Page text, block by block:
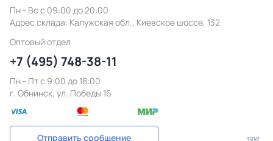
Пн - Вс с 09:00 до 20:00
Адрес склада: Калужская обл., Киевское шоссе, 132
Оптовый отдел
+7 (495) 748-38-11
Пн - Пт c 9:00 до 18:00
г. Обнинск, ул. Победы 16
Отправить сообщение